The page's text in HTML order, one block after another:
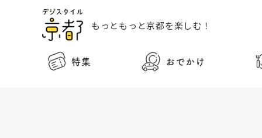
もっともっと京都を楽しむ！
特集 おでかけ